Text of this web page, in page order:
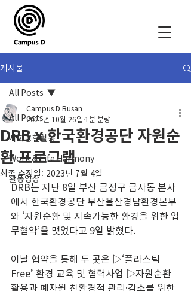
게시물
All Posts
사회공헌활동
Work & Life Harmony
활동영상
All Posts
DRB x 한국환경공단 자원순
환 프로그램
Campus D Busan
2021년 10월 26일 1분 분량
최종 수정일: 2023년 7월 4일
DRB는 지난 8일 부산 금정구 금사동 본사
에서 한국환경공단 부산울산경남환경본부
와 ‘자원순환 및 지속가능한 환경을 위한 업
무협약’을 맺었다고 9일 밝혔다.
이날 협약을 통해 두 곳은 ▷‘플라스틱
Free’ 환경 교육 및 협력사업 ▷자원순환
활용과 폐자원 친환경적 관리·감소를 위한